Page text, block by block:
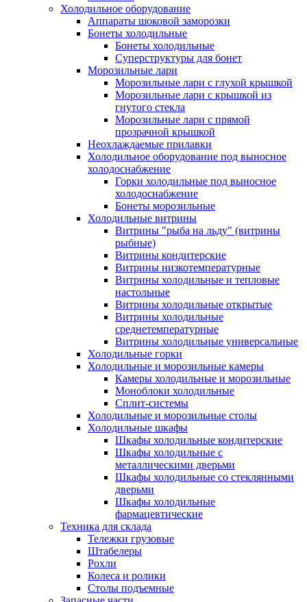
Холодильное оборудование
Аппараты шоковой заморозки
Бонеты холодильные
Бонеты холодильные
Суперструктуры для бонет
Морозильные лари
Морозильные лари с глухой крышкой
Морозильные лари с крышкой из
гнутого стекла
Морозильные лари с прямой
прозрачной крышкой
Неохлаждаемые прилавки
Холодильное оборудование под выносное
холодоснабжение
Горки холодильные под выносное
холодоснабжение
Бонеты морозильные
Холодильные витрины
Витрины "рыба на льду" (витрины
рыбные)
Витрины кондитерские
Витрины низкотемпературные
Витрины холодильные и тепловые
настольные
Витрины холодильные открытые
Витрины холодильные
среднетемпературные
Витрины холодильные универсальные
Холодильные горки
Холодильные и морозильные камеры
Камеры холодильные и морозильные
Моноблоки холодильные
Сплит-системы
Холодильные и морозильные столы
Холодильные шкафы
Шкафы холодильные кондитерские
Шкафы холодильные с
металлическими дверьми
Шкафы холодильные со стеклянными
дверьми
Шкафы холодильные
фармацевтические
Техника для склада
Тележки грузовые
Штабелеры
Рохли
Колеса и ролики
Столы подъемные